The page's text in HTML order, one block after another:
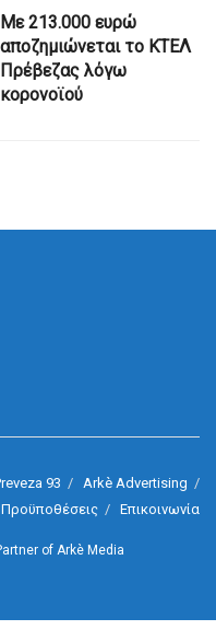
Με 213.000 ευρώ
αποζημιώνεται το ΚΤΕΛ
Πρέβεζας λόγω
κορονοϊού
93
Arkè Advertising
Προϋποθέσεις
Επικοινωνία
of Arkè Media